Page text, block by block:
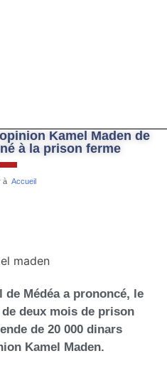
Kamel Maden de
à la prison ferme
à Accueil
Médéa a prononcé, le
deux mois de prison
de 20 000 dinars
Kamel Maden.